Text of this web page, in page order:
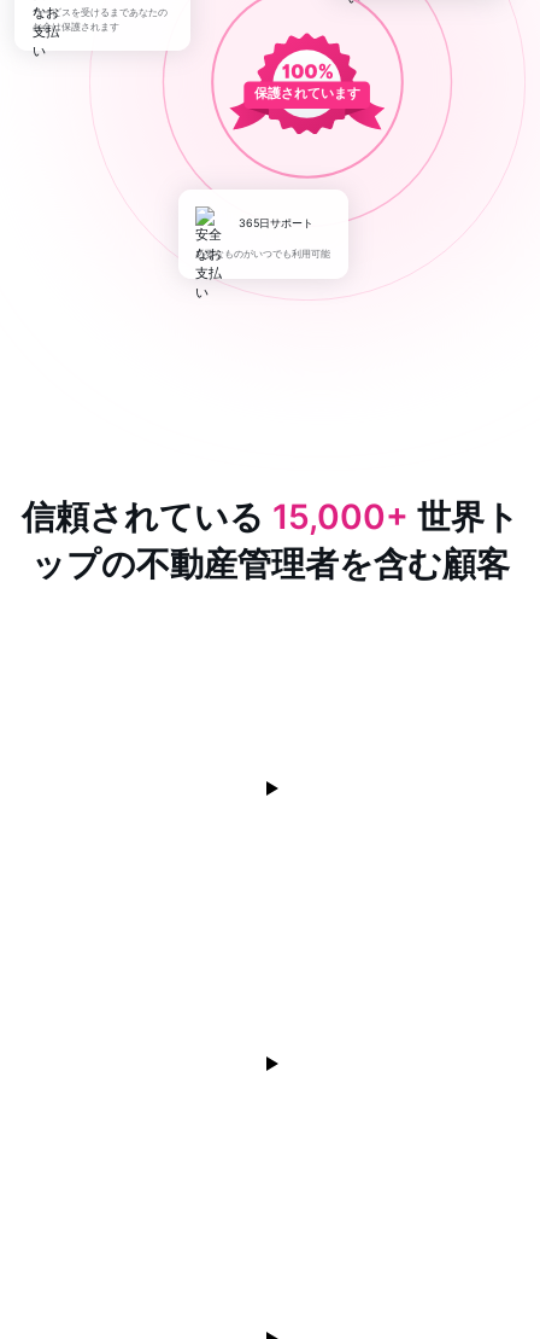
保護されています
サービスを受けるまであなたの
お金は保護されます
365日サポート
必要なものがいつでも利用可能
信頼されている 15,000+ 世界ト
ップの不動産管理者を含む顧客